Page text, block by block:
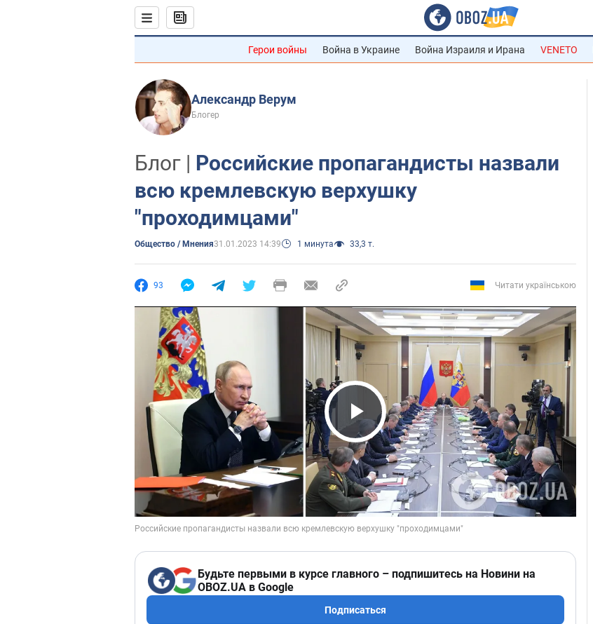
Герои войны Война в Украине Война Израиля и Ирана VENETO
Александр Верум
Блогер
Блог | Российские пропагандисты назвали
всю кремлевскую верхушку
"проходимцами"
Общество / Мнения31.01.2023 14:39 1 минута 33,3 т.
93 Читати українською
Play Video
Будьте первыми в курсе главного – подпишитесь на Новини на
OBOZ.UA в Google
Подписаться